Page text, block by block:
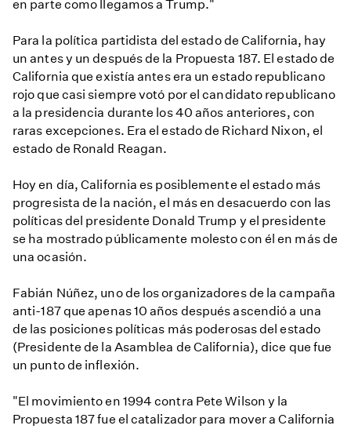
en parte como llegamos a Trump."
Para la política partidista del estado de California, hay
un antes y un después de la Propuesta 187. El estado de
California que existía antes era un estado republicano
rojo que casi siempre votó por el candidato republicano
a la presidencia durante los 40 años anteriores, con
raras excepciones. Era el estado de Richard Nixon, el
estado de Ronald Reagan.
Hoy en día, California es posiblemente el estado más
progresista de la nación, el más en desacuerdo con las
políticas del presidente Donald Trump y el presidente
se ha mostrado públicamente molesto con él en más de
una ocasión.
Fabián Núñez, uno de los organizadores de la campaña
anti-187 que apenas 10 años después ascendió a una
de las posiciones políticas más poderosas del estado
(Presidente de la Asamblea de California), dice que fue
un punto de inflexión.
"El movimiento en 1994 contra Pete Wilson y la
Propuesta 187 fue el catalizador para mover a California